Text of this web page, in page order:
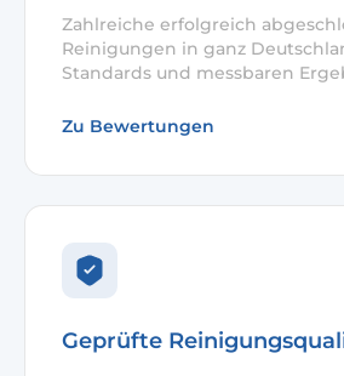
Zahlreiche erfolgreich
Reinigungen in ganz
Standards und messbaren
Zu Bewertungen
Geprüfte